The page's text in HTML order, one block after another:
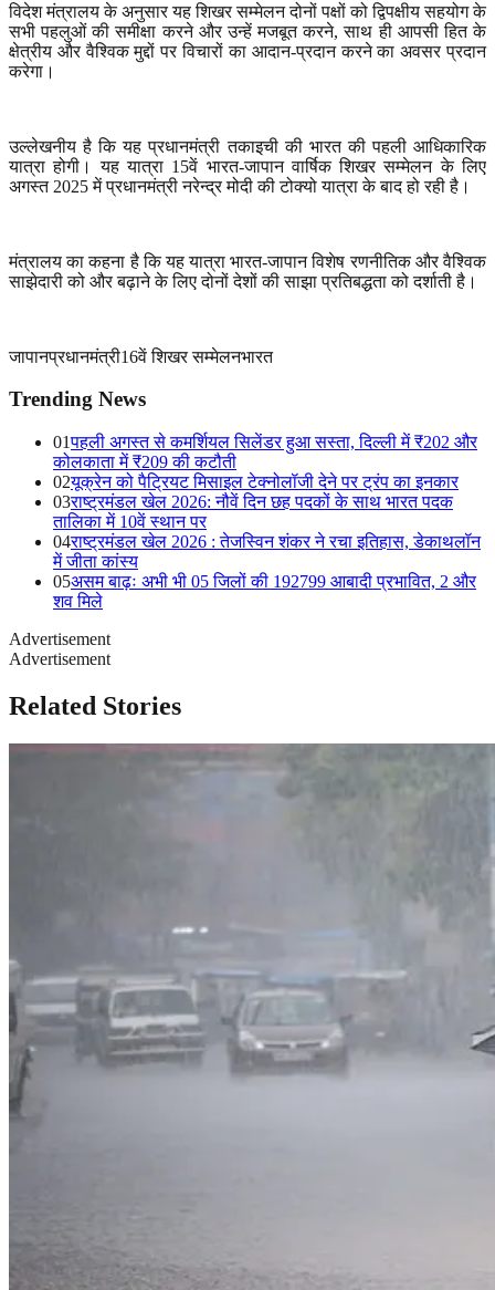
विदेश मंत्रालय के अनुसार यह शिखर सम्मेलन दोनों पक्षों को द्विपक्षीय सहयोग के
सभी पहलुओं की समीक्षा करने और उन्हें मजबूत करने,साथ ही आपसी हित के
क्षेत्रीय और वैश्विक मुद्दों पर विचारों का आदान-प्रदान करने का अवसर प्रदान
करेगा।
उल्लेखनीय है कि यह प्रधानमंत्री तकाइची की भारत की पहली आधिकारिक
यात्रा होगी। यह यात्रा 15वें भारत-जापान वार्षिक शिखर सम्मेलन के लिए
अगस्त 2025में प्रधानमंत्री नरेन्द्र मोदी की टोक्यो यात्रा के बाद हो रही है।
मंत्रालय का कहना है कि यह यात्रा भारत-जापान विशेष रणनीतिक और वैश्विक
साझेदारी को और बढ़ाने के लिए दोनों देशों की साझा प्रतिबद्धता को दर्शाती है।
जापानप्रधानमंत्री16वें शिखर सम्मेलनभारत
Trending News
01पहली अगस्त से कमर्शियल सिलेंडर हुआ सस्ता, दिल्ली में ₹202 और
कोलकाता में ₹209 की कटौती
02यूक्रेन को पैट्रियट मिसाइल टेक्नोलॉजी देने पर ट्रंप का इनकार
03राष्ट्रमंडल खेल 2026: नौवें दिन छह पदकों के साथ भारत पदक
तालिका में 10वें स्थान पर
04राष्ट्रमंडल खेल 2026 : तेजस्विन शंकर ने रचा इतिहास, डेकाथलॉन
में जीता कांस्य
05असम बाढ़ः अभी भी 05 जिलों की 192799 आबादी प्रभावित, 2 और
शव मिले
Advertisement
Advertisement
Related Stories